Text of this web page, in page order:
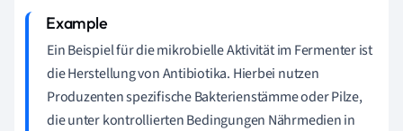
Ein Beispiel für die mikrobielle Aktivität im Fermenter ist
die Herstellung von Antibiotika. Hierbei nutzen
Produzenten spezifische Bakterienstämme oder Pilze,
die unter kontrollierten Bedingungen Nährmedien in